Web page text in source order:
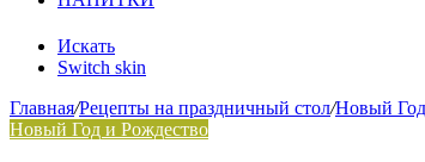
Искать
Switch skin
Главная/Рецепты на праздничный стол/Новый
Новый Год и Рождество